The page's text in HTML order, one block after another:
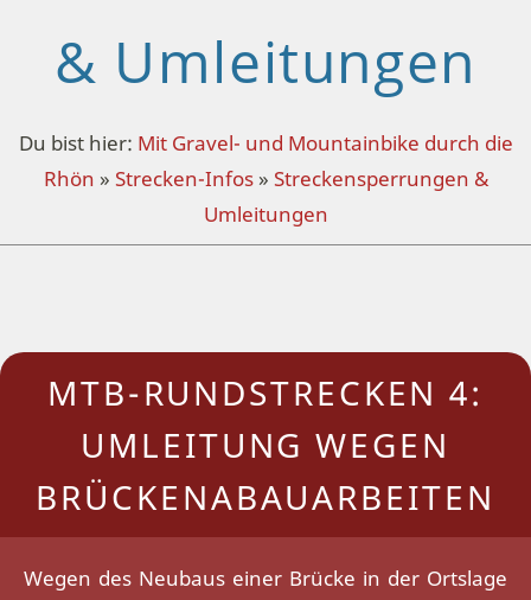
& Umleitungen
Du bist hier: Mit Gravel- und Mountainbike durch die
Rhön » Strecken-Infos» Streckensperrungen &
Umleitungen
MTB-RUNDSTRECKEN 4:
UMLEITUNG WEGEN
BRÜCKENABAUARBEITEN
Wegen des Neubaus einer Brücke in der Ortslage